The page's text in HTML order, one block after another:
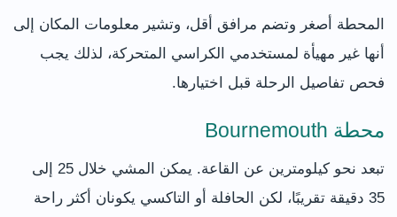
المحطة أصغر وتضم مرافق أقل، وتشير معلومات المكان إلى
أنها غير مهيأة لمستخدمي الكراسي المتحركة، لذلك يجب
فحص تفاصيل الرحلة قبل اختيارها.
محطة Bournemouth
تبعد نحو كيلومترين عن القاعة. يمكن المشي خلال 25 إلى
35 دقيقة تقريبًا، لكن الحافلة أو التاكسي يكونان أكثر راحة